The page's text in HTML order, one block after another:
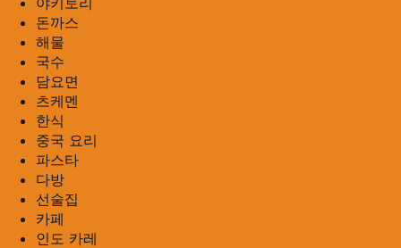
돈까스
해물
국수
담요면
츠케멘
한식
중국 요리
파스타
다방
선술집
카페
인도 카레